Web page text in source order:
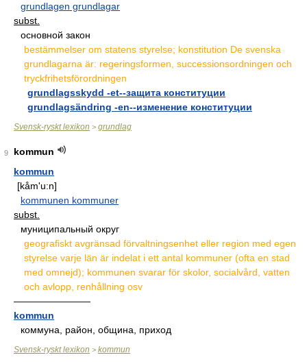
grundlagen grundlagar
subst.
основной закон
bestämmelser om statens styrelse; konstitution De svenska
grundlagarna är: regeringsformen, successionsordningen och
tryckfrihetsförordningen
grundlagsskydd -et--защита конституции
grundlagsändring -en--изменение конституции
Svensk-ryskt lexikon > grundlag
9
kommun
kommun
[kåm'u:n]
kommunen kommuner
subst.
муниципальный округ
geografiskt avgränsad förvaltningsenhet eller region med egen
styrelse varje län är indelat i ett antal kommuner (ofta en stad
med omnejd); kommunen svarar för skolor, socialvård, vatten
och avlopp, renhållning osv
————————
kommun
коммуна, район, община, приход
Svensk-ryskt lexikon > kommun